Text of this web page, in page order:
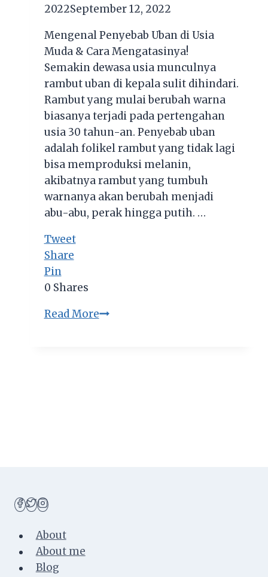
2022September 12, 2022
Mengenal Penyebab Uban di Usia
Muda & Cara Mengatasinya!
Semakin dewasa usia munculnya
rambut uban di kepala sulit dihindari.
Rambut yang mulai berubah warna
biasanya terjadi pada pertengahan
usia 30 tahun-an. Penyebab uban
adalah folikel rambut yang tidak lagi
bisa memproduksi melanin,
akibatnya rambut yang tumbuh
warnanya akan berubah menjadi
abu-abu, perak hingga putih. …
Tweet
Share
Pin
0 Shares
Read MoreMengenal
About
About me
Blog